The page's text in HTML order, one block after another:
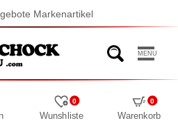
Markenartikel
MENU
Wunshliste
0
Warenkorb
0